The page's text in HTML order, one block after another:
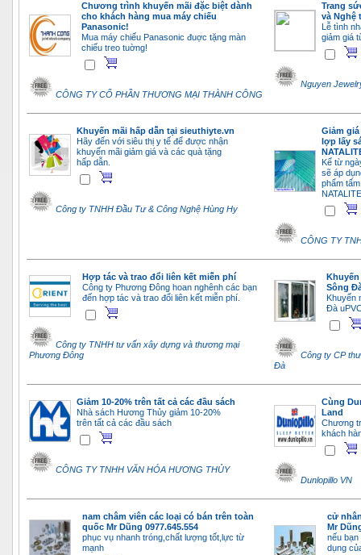
Chương trình khuyến mãi đặc biệt dành
cho khách hàng mua máy chiếu
Panasonic!
Mua máy chiếu Panasonic đuợc tặng màn
chiếu treo tuờng!
CÔNG TY CỔ PHẦN THƯƠNG MẠI THÀNH CÔNG
Trang
và Nghệ
Lễ tình
giảm giá
Nguyen
Khuyến mãi hấp dẫn tại sieuthiyte.vn
Hãy đến với siêu thị y tế để được nhận
khuyến mãi giảm giá và các quà tặng
hấp dẫn.
Công ty TNHH Ðầu Tư & Công Nghệ Hùng Hy
Giảm
lợp lấy
Kể từ
sẽ áp
phẩm
CÔNG TY
Hợp tác và trao đổi liên kết miễn phí
Công ty Phương Đông hoan nghênh các bạn
đến hợp tác và trao đổi liên kết miễn phí.
Công ty TNHH tư vấn xây dựng và thương mại
Phương Đông
Sông
Khuyến
Đà
Công ty CP
Đà
Giảm 10-20% trên tất cả các đầu sách
Nhà sách Hương Thủy giảm 10-20%
trên tất cả các đầu sách
CÔNG TY TNHH VĂN HÓA HƯƠNG THỦY
Cùng
Land
Chương
khách
Dunlopillo VN
nam châm viên các loại có bán trên toàn
quốc Mr Dũng 0977.645.554
phục vụ nhanh tróng,chất lượng tốt,lực từ
mạnh
cử
Mr
nếu bạn
dụng